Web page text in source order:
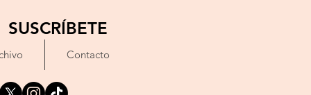
SUSCRÍBETE
Contacto